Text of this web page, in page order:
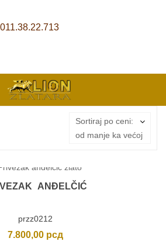
Sortiraj po ceni:
od manje ka većoj
ANĐELČIĆ
przz0212
7.800,00 рсд